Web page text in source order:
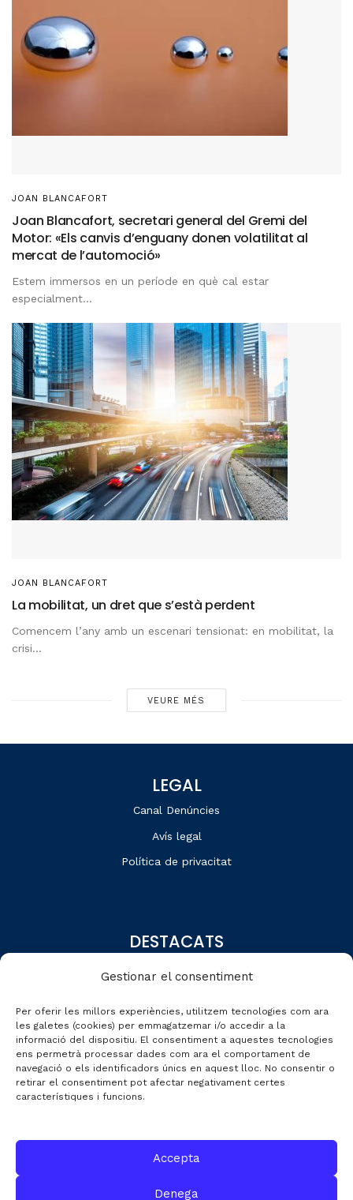
Gestionar el consentiment
Per oferir les millors experiències, utilitzem tecnologies com ara
les galetes (cookies) per emmagatzemar i/o accedir a la
informació del dispositiu. El consentiment a aquestes tecnologies
ens permetrà processar dades com ara el comportament de
navegació o els identificadors únics en aquest lloc. No consentir o
retirar el consentiment pot afectar negativament certes
característiques i funcions.
Accepta
Denega
JOAN BLANCAFORT
Joan Blancafort, secretari general del Gremi del
Motor: «Els canvis d’enguany donen volatilitat al
mercat de l’automoció»
Estem immersos en un període en què cal estar
especialment...
JOAN BLANCAFORT
La mobilitat, un dret que s’està perdent
Comencem l’any amb un escenari tensionat: en mobilitat, la
crisi...
VEURE MÉS
LEGAL
Canal Denúncies
Avís legal
Política de privacitat
DESTACATS
Dades de mercat
Automobile Talks
08012 de Barcelona